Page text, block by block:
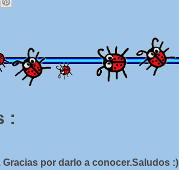
:
por darlo a conocer.Saludos :)